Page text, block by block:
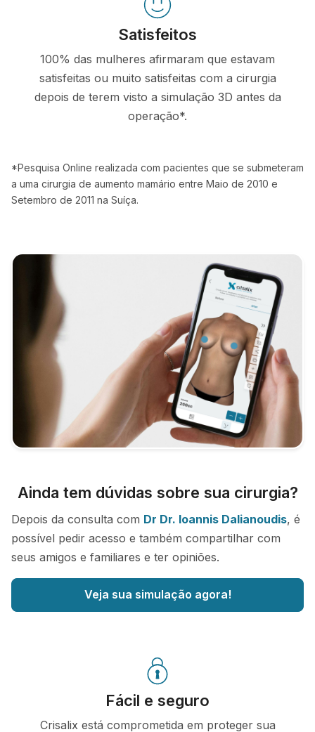
Satisfeitos
100% das mulheres afirmaram que estavam
satisfeitas ou muito satisfeitas com a cirurgia
depois de terem visto a simulação 3D antes da
operação*.
*Pesquisa Online realizada com pacientes que se submeteram
a uma cirurgia de aumento mamário entre Maio de 2010 e
Setembro de 2011 na Suíça.
Ainda tem dúvidas sobre sua cirurgia?
Depois da consulta com Dr Dr. Ioannis Dalianoudis, é
possível pedir acesso e também compartilhar com
seus amigos e familiares e ter opiniões.
Veja sua simulação agora!
Fácil e seguro
Crisalix está comprometida em proteger sua